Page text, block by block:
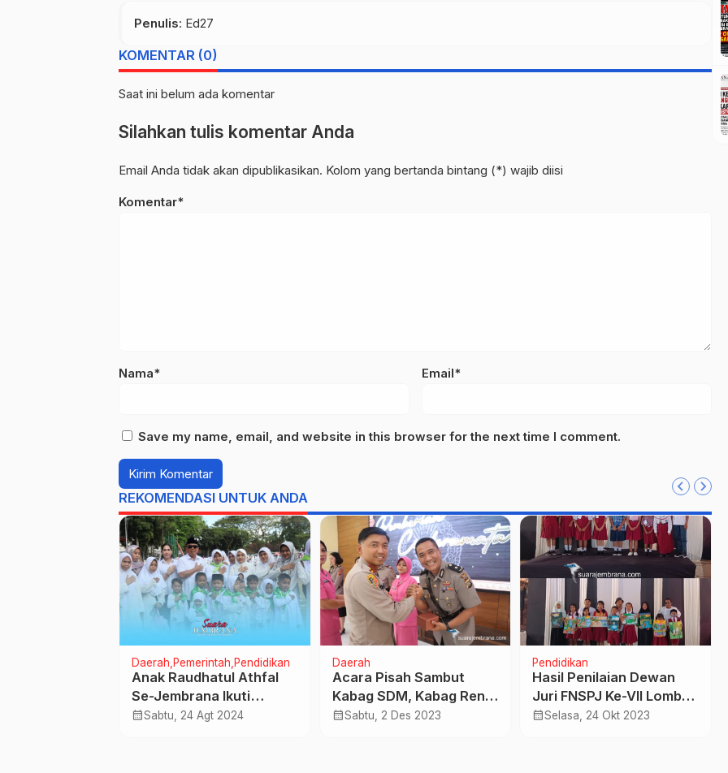
Penulis: Ed27
KOMENTAR (0)
Saat ini belum ada komentar
Silahkan tulis komentar Anda
Email Anda tidak akan dipublikasikan. Kolom yang bertanda bintang (*) wajib diisi
Komentar*
Nama* Email*
Save my name, email, and website in this browser for the next time I comment.
REKOMENDASI UNTUK ANDA
Daerah Pemerintah Pendidikan
Anak Raudhatul Athfal
Se-Jembrana Ikuti
Simulasi Manasik Haji
calendar_monthSabtu, 24 Agt 2024
Daerah
Acara Pisah Sambut
Kabag SDM, Kabag Ren
dan Kasat Lantas Polres
calendar_monthSabtu, 2 Des 2023
Pendidikan
Hasil Penilaian Dewan
Juri FNSPJ Ke-VII Lomba
Baca Puisi dan Melukis
calendar_monthSelasa, 24 Okt 2023